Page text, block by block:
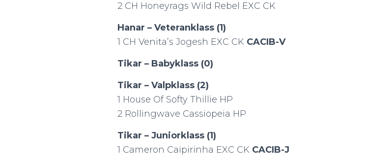
2 CH Honeyrags Wild Rebel EXC CK
Hanar – Veteranklass (1)
1 CH Venita’s Jogesh EXC CK CACIB-V
Tikar – Babyklass (0)
Tikar – Valpklass (2)
1 House Of Softy Thillie HP
2 Rollingwave Cassiopeia HP
Tikar – Juniorklass (1)
1 Cameron Caipirinha EXC CK CACIB-J